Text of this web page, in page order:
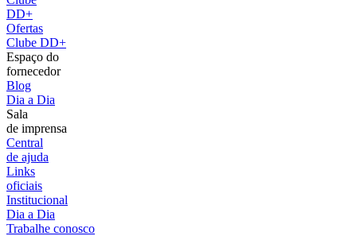
DD+
Ofertas
Clube DD+
Espaço do
fornecedor
Blog
Dia a Dia
Sala
de imprensa
Central
de ajuda
Links
oficiais
Institucional
Dia a Dia
Trabalhe conosco